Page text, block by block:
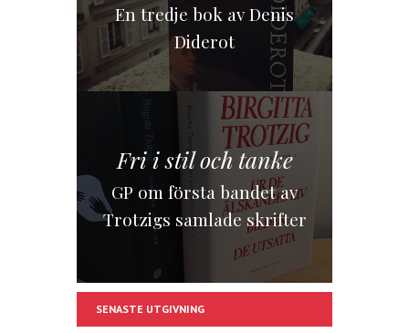
En tredje bok av Denis
Diderot
Fri i stil och tanke
GP om första bandet av
Trotzigs samlade skrifter
SENASTE UTGIVNING